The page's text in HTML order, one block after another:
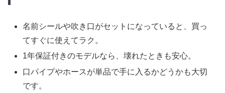
名前シールや吹き口がセットになっていると、買っ
てすぐに使えてラク。
1年保証付きのモデルなら、壊れたときも安心。
口パイプやホースが単品で手に入るかどうかも大切
です。